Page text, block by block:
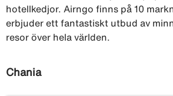
hotellkedjor. Airngo finns på 10
erbjuder ett fantastiskt utbud av
resor över hela världen.
Chania